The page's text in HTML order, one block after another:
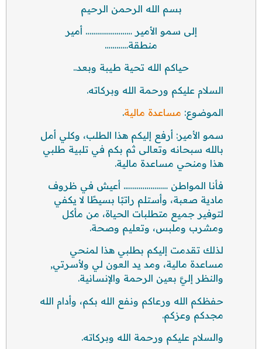
بسم الله الرحمن الرحيم
إلى سمو الأمير …………………… أمير
منطقة…………
حياكم الله تحية طيبة وبعد..
السلام عليكم ورحمة الله وبركاته.
الموضوع: مساعدة مالية.
سمو الأمير: أرفع إليكم هذا الطلب، وكلي أمل
بالله سبحانه وتعالى ثم بكم في تلبية طلبي
هذا ومنحي مساعدة مالية.
فأنا المواطن ………………….. أعيش في ظروف
مادية صعبة، وأستلم راتبًا بسيطًا لا يكفي
لتوفير جميع متطلبات الحياة، من مأكل
ومشرب وملبس، وتعليم وصحة.
لذلك تقدمت إليكم بطلبي هذا لمنحي
مساعدة مالية، ومد يد العون لي ولأسرتي,
والنظر إليَّ بعين الرحمة والإنسانية.
حفظكم الله ورعاكم ونفع الله بكم، وأدام الله
مجدكم وعزكم.
والسلام عليكم ورحمة الله وبركاته.